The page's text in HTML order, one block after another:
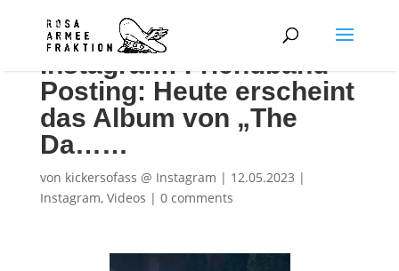
Instagram: Friendband
Posting: Heute erscheint
das Album von „The
Da……
von kickersofass @ Instagram | 12.05.2023 |
Instagram, Videos | 0 comments